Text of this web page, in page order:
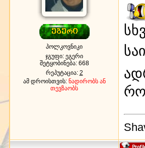
პოლკოვნიკი
ჯგუფი: ეგერი
შეტყობინება: 668
რეპუტაცია: 2
ამ დროისთვის: ნადირობს ან
თევზაობს